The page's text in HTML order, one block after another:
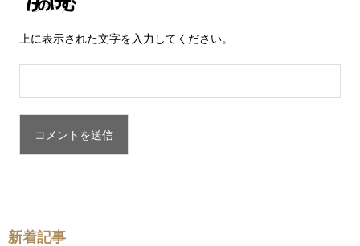
上に表示された文字を入力してください。
新着記事